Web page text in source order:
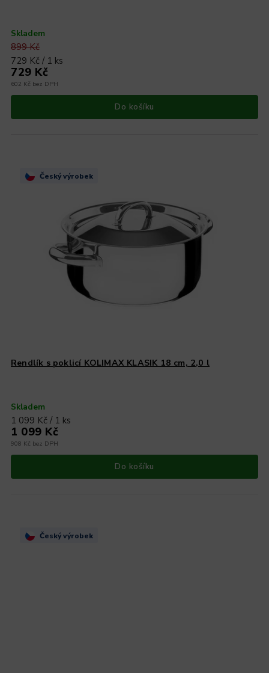
Skladem
602 Kč bez DPH
899 Kč
729 Kč
729 Kč / 1 ks
Do košíku
Český výrobek
Rendlík s poklicí KOLIMAX KLASIK 18 cm, 2,0 l
Skladem
908 Kč bez DPH
1 099 Kč
1 099 Kč / 1 ks
Do košíku
Český výrobek